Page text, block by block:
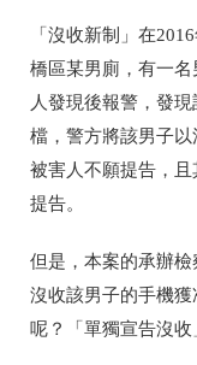
「沒收新制」在
橋區某男廁，有一
人發現後報警 ，發
檔，警方將該男子以
被害人不願提告，
提告。
但是，本案的承辦
沒收該男子的手機獲
呢？「單獨宣告沒